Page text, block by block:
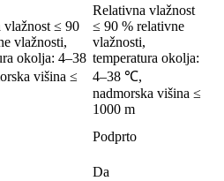
vlažnost ≤ 90
vlažnosti,
okolja: 4–38
višina ≤
Relativna vlažnost
≤ 90 % relativne
vlažnosti,
temperatura okolja:
4–38 ℃,
nadmorska višina ≤
1000 m
Podprto
Da